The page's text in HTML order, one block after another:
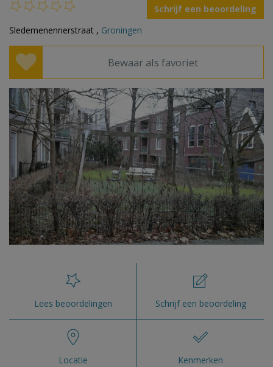
Schrijf een beoordeling
Sledemenennerstraat , Groningen
Bewaar als favoriet
Lees beoordelingen Schrijf een beoordeling
Locatie Kenmerken